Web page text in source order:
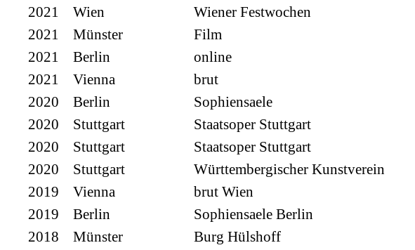
2021 Wien
Wiener Festwochen
2021 Münster
Film
2021 Berlin
online
2021 Vienna
brut
2020 Berlin
Sophiensaele
2020 Stuttgart
Staatsoper Stuttgart
2020 Stuttgart
Staatsoper Stuttgart
2020 Stuttgart
Württembergischer Kunstverein
2019 Vienna
brut Wien
2019 Berlin
Sophiensaele Berlin
2018 Münster
Burg Hülshoff